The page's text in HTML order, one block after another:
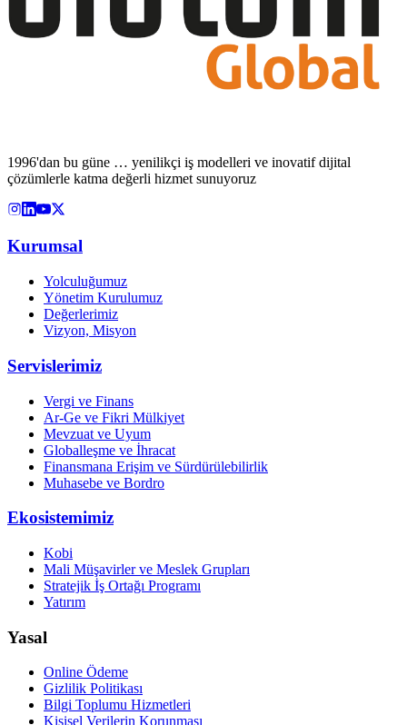
1996'dan bu güne … yenilikçi iş modelleri ve inovatif dijital
çözümlerle katma değerli hizmet sunuyoruz
Kurumsal
Yolculuğumuz
Yönetim Kurulumuz
Değerlerimiz
Vizyon, Misyon
Servislerimiz
Vergi ve Finans
Ar-Ge ve Fikri Mülkiyet
Mevzuat ve Uyum
Globalleşme ve İhracat
Finansmana Erişim ve Sürdürülebilirlik
Muhasebe ve Bordro
Ekosistemimiz
Kobi
Mali Müşavirler ve Meslek Grupları
Stratejik İş Ortağı Programı
Yatırım
Yasal
Online Ödeme
Gizlilik Politikası
Bilgi Toplumu Hizmetleri
Kişisel Verilerin Korunması